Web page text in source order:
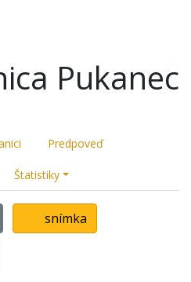
Pukanec
Predpoveď
Štatistiky
snímka